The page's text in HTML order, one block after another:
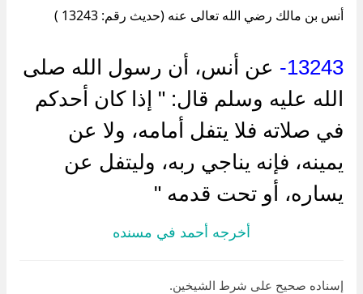
أنس بن مالك رضي الله تعالى عنه (حديث رقم: 13243 )
13243-
عن أنس، أن رسول الله صلى
الله عليه وسلم قال: " إذا كان أحدكم
في صلاته فلا يتفل أمامه، ولا عن
يمينه، فإنه يناجي ربه، وليتفل عن
يساره، أو تحت قدمه "
أخرجه أحمد في مسنده
إسناده صحيح على شرط الشيخين.